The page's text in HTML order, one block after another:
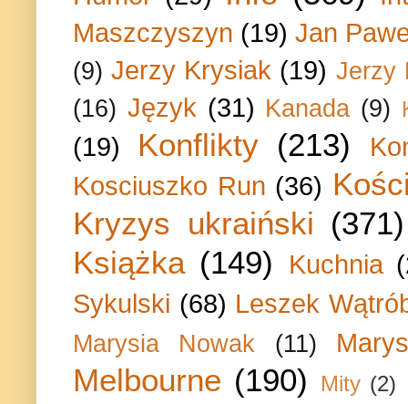
Maszczyszyn (19) Jan
(9) Jerzy Krysiak (19) Jerzy
(16) Język (31) Kanada (9)
(19) Konflikty (213)
Kosciuszko Run (36)
Kryzys ukraiński (371)
Książka (149) Kuchnia
Sykulski (68) Leszek
Marysia Nowak (11)
Melbourne (190) Mity (2)